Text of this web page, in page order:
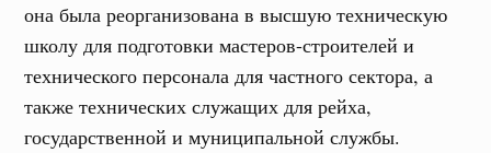
она была реорганизована в высшую техническую
школу для подготовки мастеров-строителей и
технического персонала для частного сектора, а
также технических служащих для рейха,
государственной и муниципальной службы.